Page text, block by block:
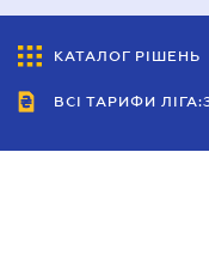
КАТАЛОГ РІШЕНЬ
ВСІ ТАРИФИ